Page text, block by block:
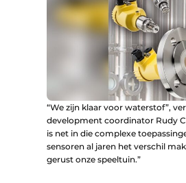
“We zijn klaar voor waterstof”,
development coordinator Rudy
is net in die complexe
sensoren al jaren het verschil
gerust onze speeltuin.”